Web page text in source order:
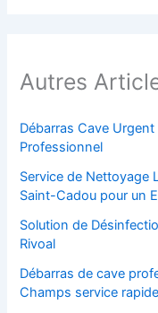
Autres
Débarras Cave
Professionnel
Service de Nettoyage
Saint-Cadou pour un
Solution de
Rivoal
Débarras de cave
Champs service